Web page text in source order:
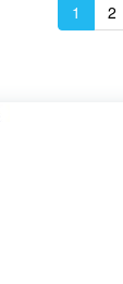
1 2